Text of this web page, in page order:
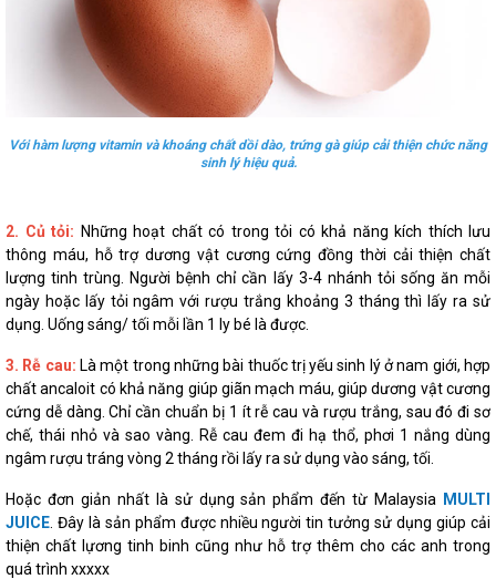
Với hàm lượng vitamin và khoáng chất dồi dào, trứng gà giúp cải thiện chức năng
sinh lý hiệu quả.
2. Củ tỏi: Những hoạt chất có trong tỏi có khả năng kích thích lưu
thông máu, hỗ trợ dương vật cương cứng đồng thời cải thiện chất
lượng tinh trùng. Người bệnh chỉ cần lấy 3-4 nhánh tỏi sống ăn mỗi
ngày hoặc lấy tỏi ngâm với rượu trắng khoảng 3 tháng thì lấy ra sử
dụng. Uống sáng/ tối mỗi lần 1 ly bé là được.
3. Rễ cau: Là một trong những bài thuốc trị yếu sinh lý ở nam giới, hợp
chất ancaloit có khả năng giúp giãn mạch máu, giúp dương vật cương
cứng dễ dàng. Chỉ cần chuẩn bị 1 ít rễ cau và rượu trắng, sau đó đi sơ
chế, thái nhỏ và sao vàng. Rễ cau đem đi hạ thổ, phơi 1 nắng dùng
ngâm rượu tráng vòng 2 tháng rồi lấy ra sử dụng vào sáng, tối.
Hoặc đơn giản nhất là sử dụng sản phẩm đến từ Malaysia
MULTI
JUICE . Đây là sản phẩm được nhiều người tin tưởng sử dụng giúp cải
thiện chất lựơng tinh binh cũng như hỗ trợ thêm cho các anh trong
quá trình xxxxx